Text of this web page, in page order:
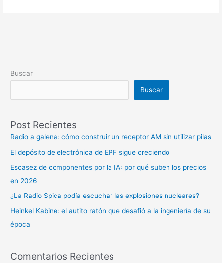
Buscar
Buscar
Post Recientes
Radio a galena: cómo construir un receptor AM sin utilizar pilas
El depósito de electrónica de EPF sigue creciendo
Escasez de componentes por la IA: por qué suben los precios
en 2026
¿La Radio Spica podía escuchar las explosiones nucleares?
Heinkel Kabine: el autito ratón que desafió a la ingeniería de su
época
Comentarios Recientes